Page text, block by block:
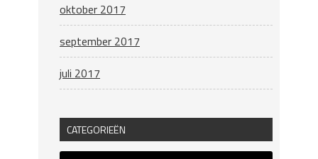
oktober 2017
september 2017
juli 2017
CATEGORIEËN